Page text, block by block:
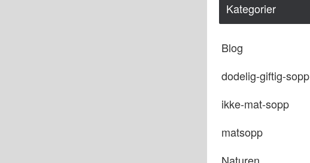
Kategorier
Blog
dodelig-giftig-sopp
ikke-mat-sopp
matsopp